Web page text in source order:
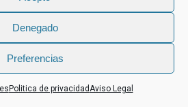
Denegado
Preferencias
Politica de privacidadAviso Legal
con nosotros